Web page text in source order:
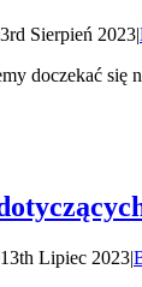
3rd Sierpień 2023|
doczekać
13th Lipiec 2023|